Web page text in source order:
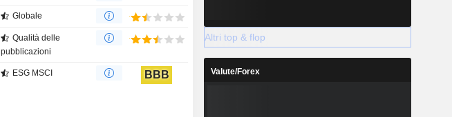
Globale
Qualità delle
pubblicazioni
ESG MSCI BBB
Altri top & flop
Valute/Forex